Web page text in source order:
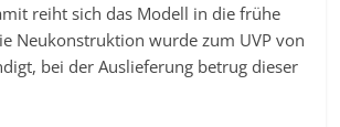
reiht sich das Modell in die frühe
Neukonstruktion wurde zum UVP von
bei der Auslieferung betrug dieser